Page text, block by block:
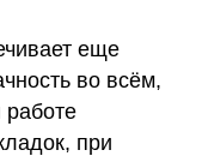
еще
во всём,
работе
при